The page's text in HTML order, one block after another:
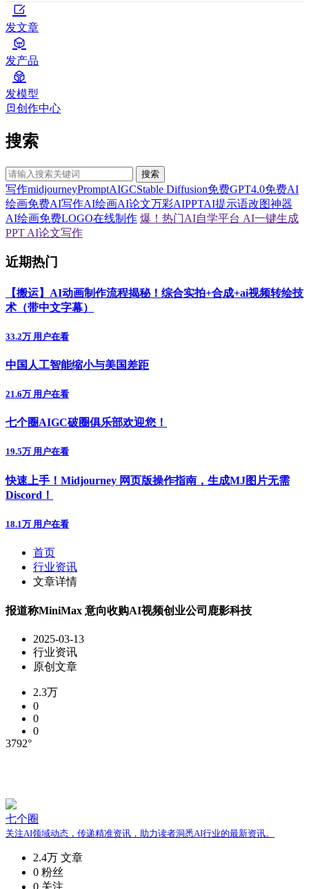
发文章
发产品
发模型
创作中心
搜索
搜索
写作midjourneyPromptAIGCStable Diffusion免费GPT4.0免费AI
绘画免费AI写作AI绘画AI论文万彩AIPPTAI提示语改图神器
AI绘画免费LOGO在线制作 爆！热门AI自学平台 AI一键生成
PPT AI论文写作
近期热门
【搬运】AI动画制作流程揭秘！综合实拍+合成+ai视频转绘技
术（带中文字幕）
33.2万 用户在看
中国人工智能缩小与美国差距
21.6万 用户在看
七个圈AIGC破圈俱乐部欢迎您！
19.5万 用户在看
快速上手！Midjourney 网页版操作指南，生成MJ图片无需
Discord！
18.1万 用户在看
首页
行业资讯
文章详情
报道称MiniMax 意向收购AI视频创业公司鹿影科技
2025-03-13
行业资讯
原创文章
2.3万
0
0
0
3792°
七个圈
关注AI领域动态，传递精准资讯，助力读者洞悉AI行业的最新资讯。
2.4万 文章
0 粉丝